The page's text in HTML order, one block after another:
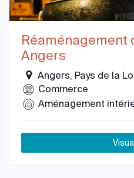
Réaménagement
Angers
Angers, Pays de la
Commerce
Aménagement